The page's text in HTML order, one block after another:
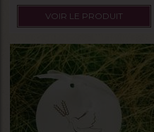
VOIR LE PRODUIT